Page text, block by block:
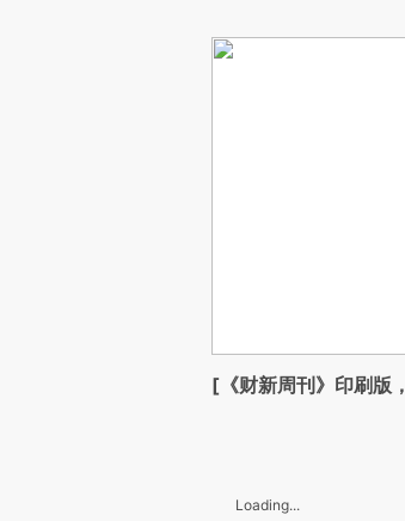
[《财新周刊》印刷版，
Loading...